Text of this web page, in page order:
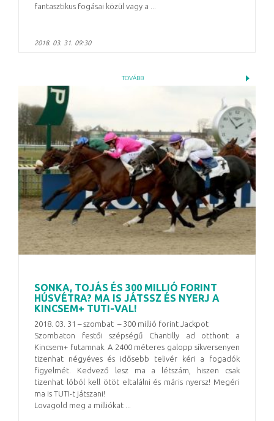
fantasztikus fogásai közül vagy a ...
2018. 03. 31. 09:30
TOVÁBB
SONKA, TOJÁS ÉS 300 MILLIÓ FORINT
HÚSVÉTRA? MA IS JÁTSSZ ÉS NYERJ A
KINCSEM+ TUTI-VAL!
2018. 03. 31 – szombat – 300 millió forint Jackpot
Szombaton festői szépségű Chantilly ad otthont a
Kincsem+ futamnak. A 2400 méteres galopp síkversenyen
tizenhat négyéves és idősebb telivér kéri a fogadók
figyelmét. Kedvező lesz ma a létszám, hiszen csak
tizenhat lóból kell ötöt eltalálni és máris nyersz! Megéri
ma is TUTI-t játszani!
Lovagold meg a milliókat ...